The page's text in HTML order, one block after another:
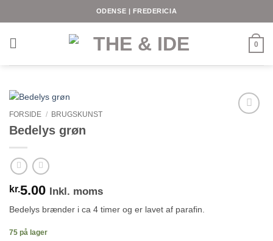
ODENSE | FREDERICIA
0
FORSIDE / BRUGSKUNST
Bedelys grøn
kr.5.00 Inkl. moms
Bedelys brænder i ca 4 timer og er lavet af parafin.
75 på lager